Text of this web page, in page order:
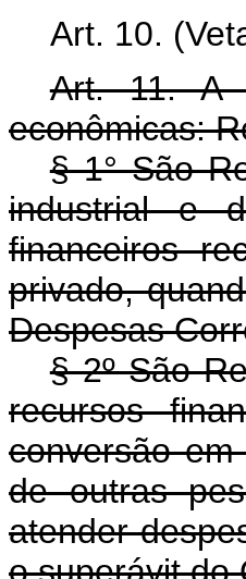
Art. 10.
Art. 11. A
econômicas:
§ 1° São
industrial e
financeiros
privado,
Despesas
§ 2º São
recursos
conversão
de outras
atender